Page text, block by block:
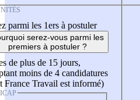
parmi les 1ers à postuler
serez-vous parmi les
premiers à postuler ?
de plus de 15 jours,
moins de 4 candidatures
France Travail est informé)